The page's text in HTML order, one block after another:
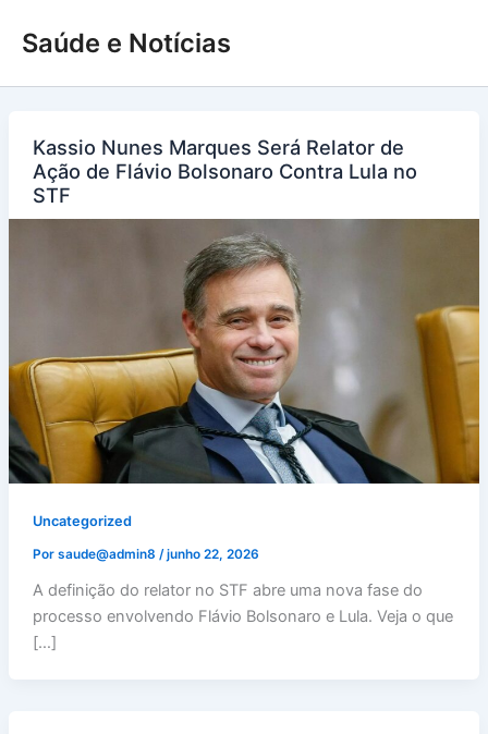
para
conteúdo
Saúde e Notícias
Kassio Nunes Marques Será Relator de
Ação de Flávio Bolsonaro Contra Lula no
STF
Uncategorized
Por saude@admin8 /junho 22, 2026
A definição do relator no STF abre uma nova fase do
processo envolvendo Flávio Bolsonaro e Lula. Veja o que
[…]